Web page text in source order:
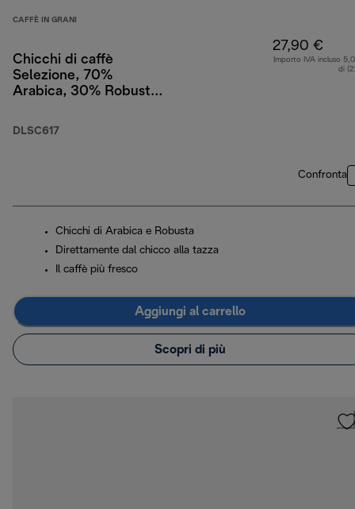
CAFFÈ IN GRANI
Chicchi di caffè
Selezione, 70%
Arabica, 30% Robusta,
DLSC617
27,90 €
Importo IVA incluso
di
Confronta
Chicchi di Arabica e Robusta
Direttamente dal chicco alla tazza
Il caffè più fresco
Aggiungi al carrello
Scopri di più